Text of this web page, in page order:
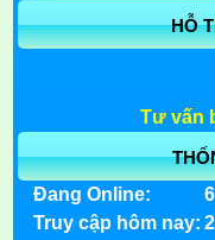
HỖ
Tư vấn
Đang Online:
6
Truy cập hôm nay: